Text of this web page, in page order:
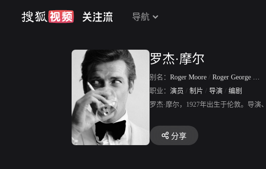
导航
罗杰·摩尔
别名： Roger Moore / Roger George Moore
职业： 演员 / 制片 / 导演 / 编剧
罗杰·摩尔，1927年出生于伦敦。导
分享